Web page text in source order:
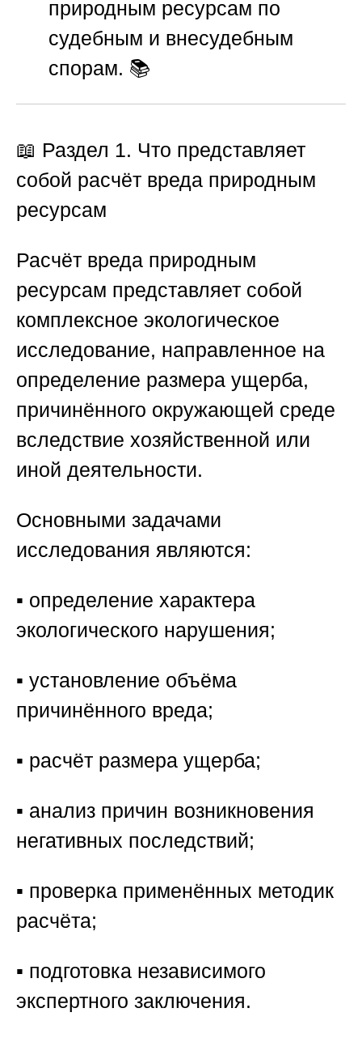
природным ресурсам по
судебным и внесудебным
спорам. 📚
📖 Раздел 1. Что представляет
собой расчёт вреда природным
ресурсам
Расчёт вреда природным
ресурсам представляет собой
комплексное экологическое
исследование, направленное на
определение размера ущерба,
причинённого окружающей среде
вследствие хозяйственной или
иной деятельности.
Основными задачами
исследования являются:
▪️ определение характера
экологического нарушения;
▪️ установление объёма
причинённого вреда;
▪️ расчёт размера ущерба;
▪️ анализ причин возникновения
негативных последствий;
▪️ проверка применённых методик
расчёта;
▪️ подготовка независимого
экспертного заключения.